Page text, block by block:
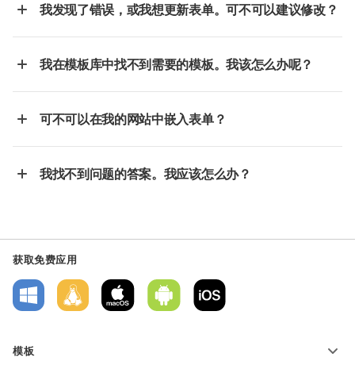
我发现了错误，或我想更新表单。可不可以建议修改？
我在模板库中找不到需要的模板。我该怎么办呢？
可不可以在我的网站中嵌入表单？
我找不到问题的答案。我应该怎么办？
获取免费应用
模板